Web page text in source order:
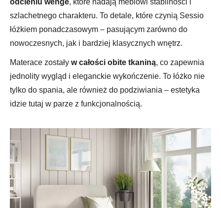
szlachetnego charakteru. To detale, które czynią Sessio
łóżkiem ponadczasowym – pasującym zarówno do
nowoczesnych, jak i bardziej klasycznych wnętrz.
Materace zostały w całości obite tkaniną, co zapewnia
jednolity wygląd i eleganckie wykończenie. To łóżko nie
tylko do spania, ale również do podziwiania – estetyka
idzie tutaj w parze z funkcjonalnością.